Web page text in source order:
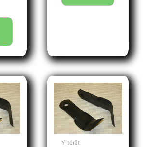
Y-terät